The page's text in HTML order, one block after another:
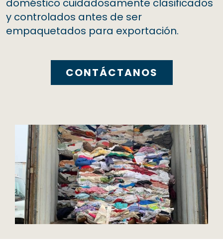
doméstico cuidadosamente clasificados
y controlados antes de ser
empaquetados para exportación.
CONTÁCTANOS